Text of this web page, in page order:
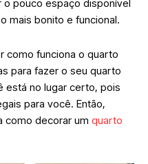
o pouco espaço disponível
mais bonito e funcional.
como funciona o quarto
para fazer o seu quarto
está no lugar certo, pois
para você. Então,
como decorar um quarto